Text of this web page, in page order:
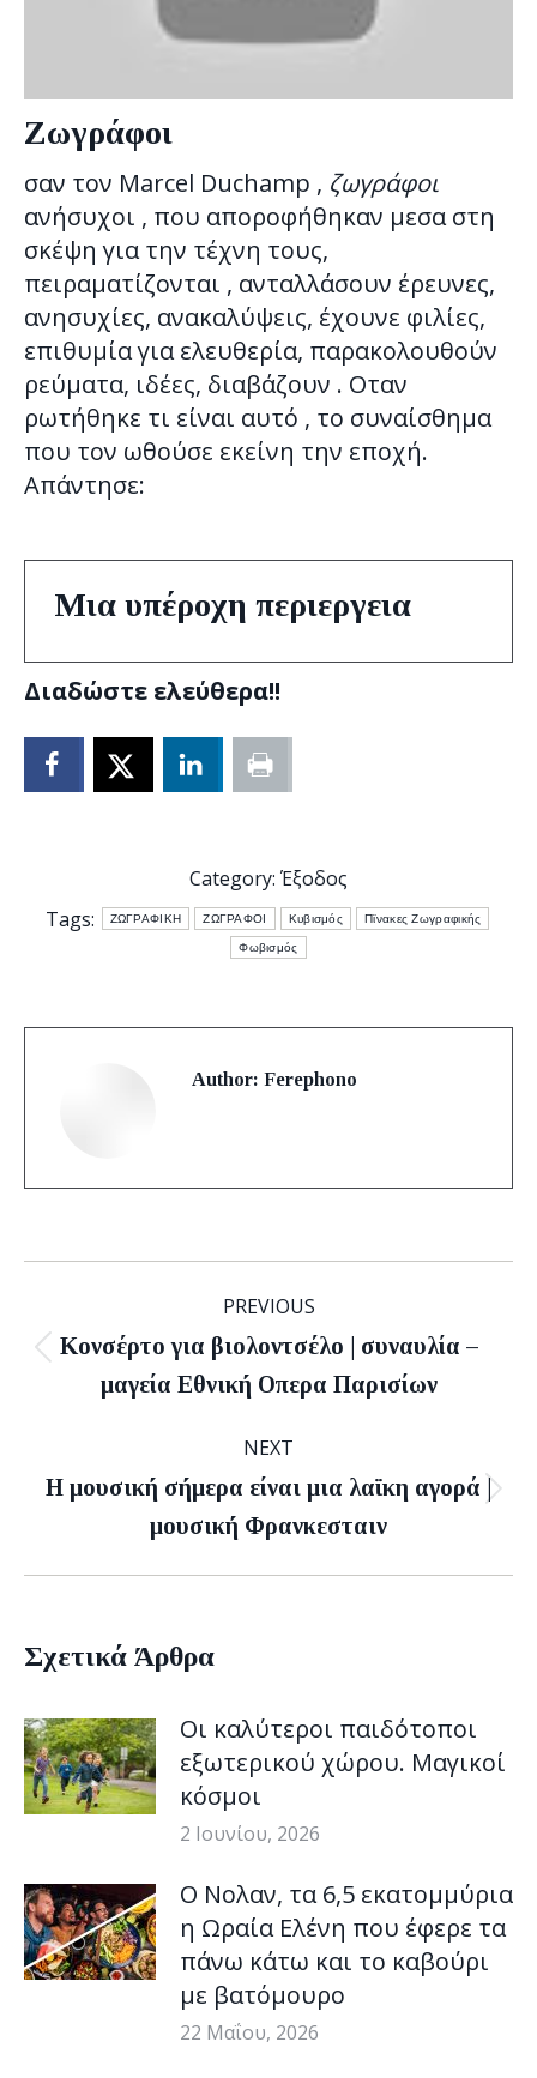
Ζωγράφοι
σαν τον Marcel Duchamp , ζωγράφοι
ανήσυχοι , που αποροφήθηκαν μεσα στη
σκέψη για την τέχνη τους,
πειραματίζονται , ανταλλάσουν έρευνες,
ανησυχίες, ανακαλύψεις, έχουνε φιλίες,
επιθυμία για ελευθερία, παρακολουθούν
ρεύματα, ιδέες, διαβάζουν . Οταν
ρωτήθηκε τι είναι αυτό , το συναίσθημα
που τον ωθούσε εκείνη την εποχή.
Απάντησε:
Μια υπέροχη περιεργεια
Διαδώστε ελεύθερα!!
Category: Έξοδος
Tags:
ΖΩΓΡΑΦΙΚΗ ΖΩΓΡΑΦΟΙ Κυβισμός Πϊνακες Ζωγραφικής
Φωβισμός
Author: Ferephono
navigation
PREVIOUS
Previous
post:
Κονσέρτο για βιολοντσέλο | συναυλία –
μαγεία Εθνική Οπερα Παρισίων
NEXT
Next
post:
Η μουσική σήμερα είναι μια λαϊκη αγορά |
μουσική Φρανκεσταιν
Σχετικά Άρθρα
Οι καλύτεροι παιδότοποι
εξωτερικού χώρου. Μαγικοί
κόσμοι
2 Ιουνίου, 2026
Ο Νολαν, τα 6,5 εκατομμύρια
η Ωραία Ελένη που έφερε τα
πάνω κάτω και το καβούρι
με βατόμουρο
22 Μαΐου, 2026